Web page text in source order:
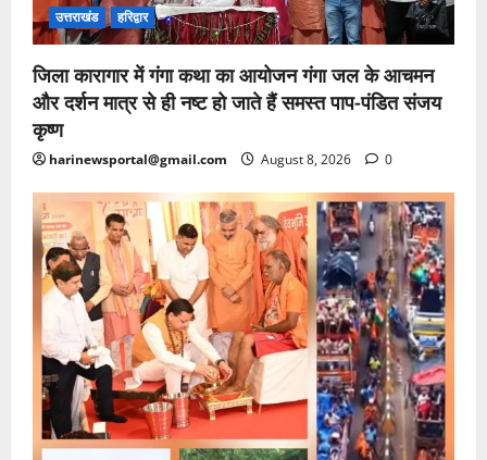
उत्तराखंड हरिद्वार
जिला कारागार में गंगा कथा का आयोजन गंगा जल के आचमन
और दर्शन मात्र से ही नष्ट हो जाते हैं समस्त पाप-पंडित संजय
कृष्ण
harinewsportal@gmail.com August 8, 2026 0